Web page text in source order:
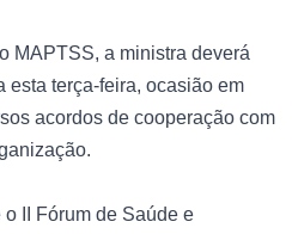
MAPTSS, a ministra deverá
esta terça-feira, ocasião em
acordos de cooperação com
II Fórum de Saúde e